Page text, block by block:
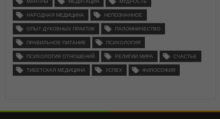
МАНТРЫ МЕДИТАЦИЯ МУДРОСТЬ
НАРОДНАЯ МЕДИЦИНА НЕПОЗНАННОЕ
ОПЫТ ДУХОВНЫХ ПРАКТИК ПАЛОМНИЧЕСТВО
ПРАВИЛЬНОЕ ПИТАНИЕ ПСИХОЛОГИЯ
ПСИХОЛОГИЯ ОТНОШЕНИЙ РЕЛИГИИ МИРА СЧАСТЬЕ
ТИБЕТСКАЯ МЕДИЦИНА УСПЕХ ФИЛОСОФИЯ